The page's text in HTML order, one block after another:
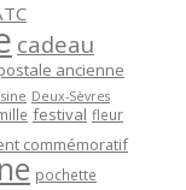
cadeau
ancienne
Deux-Sèvres
festival fleur
commémoratif
pochette